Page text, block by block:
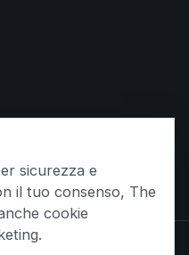
sicurezza e
il tuo consenso, The
cookie